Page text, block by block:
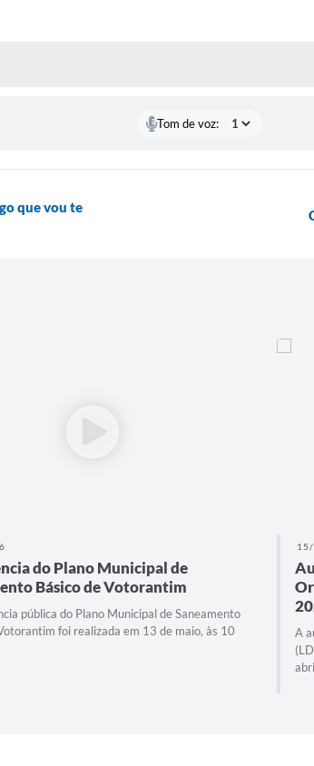
Tom de voz:
que vou te
do Plano Municipal de
Básico de Votorantim
pública do Plano Municipal de Saneamento
foi realizada em 13 de maio, às 10
A